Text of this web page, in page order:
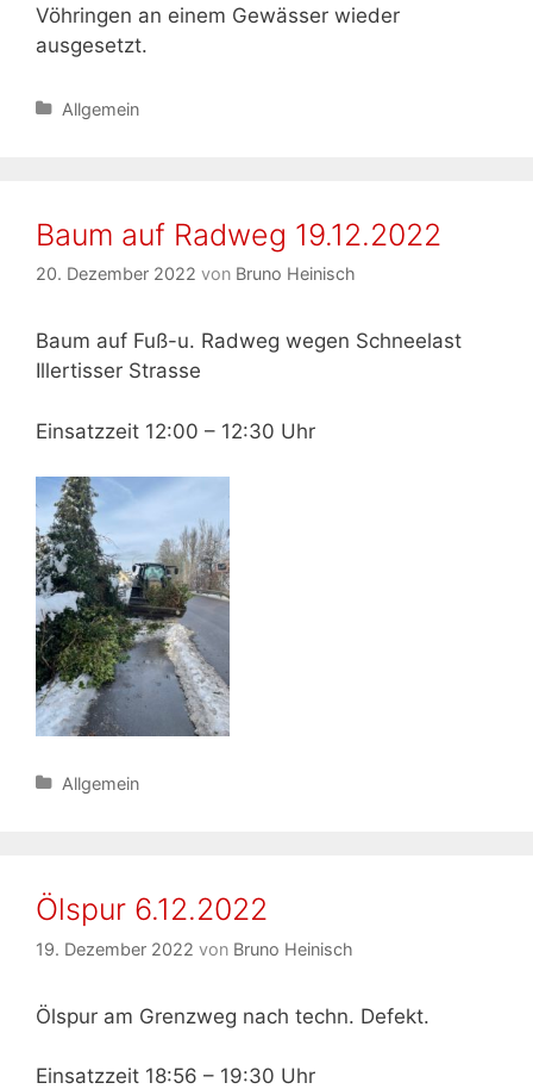
Vöhringen an einem Gewässer wieder
ausgesetzt.
Kategorien
Allgemein
Baum auf Radweg 19.12.2022
20. Dezember 2022 von Bruno Heinisch
Baum auf Fuß-u. Radweg wegen Schneelast
Illertisser Strasse
Einsatzzeit 12:00 – 12:30 Uhr
Kategorien
Allgemein
Ölspur 6.12.2022
19. Dezember 2022 von Bruno Heinisch
Ölspur am Grenzweg nach techn. Defekt.
Einsatzzeit 18:56 – 19:30 Uhr